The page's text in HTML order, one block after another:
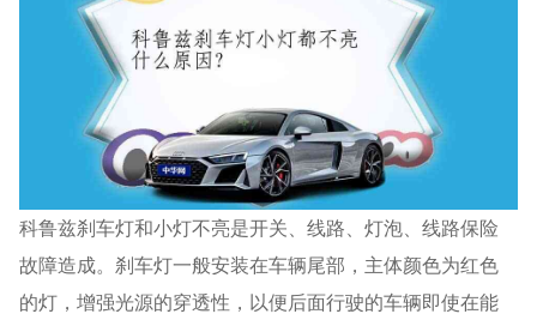
科鲁兹刹车灯和小灯不亮是开关、线路、灯泡、线路保险
故障造成。刹车灯一般安装在车辆尾部，主体颜色为红色
的灯，增强光源的穿透性，以便后面行驶的车辆即使在能